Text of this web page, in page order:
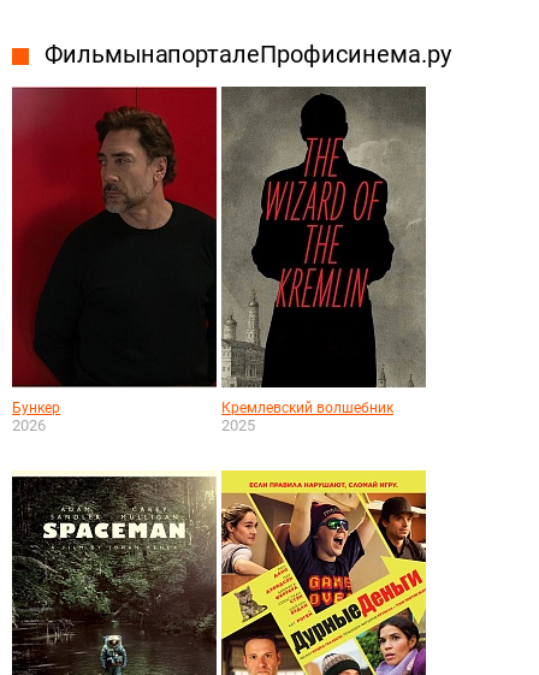
Фильмы на портале Профисинема.ру
Бункер
2026
Кремлевский волшебник
2025